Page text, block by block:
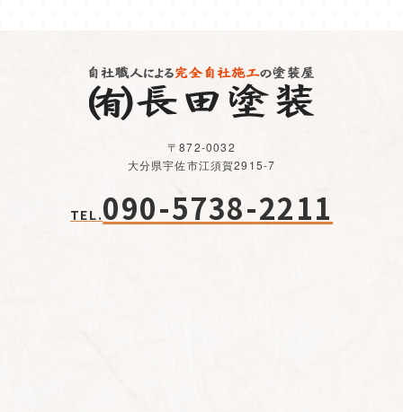
〒872-0032
大分県宇佐市江須賀2915-7
TEL.090-5738-2211